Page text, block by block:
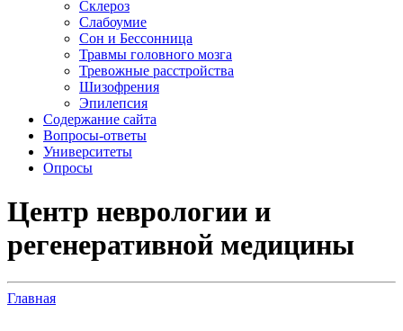
Склероз
Слабоумие
Сон и Бессонница
Травмы головного мозга
Тревожные расстройства
Шизофрения
Эпилепсия
Содержание сайта
Вопросы-ответы
Университеты
Опросы
Центр неврологии и
регенеративной медицины
Главная